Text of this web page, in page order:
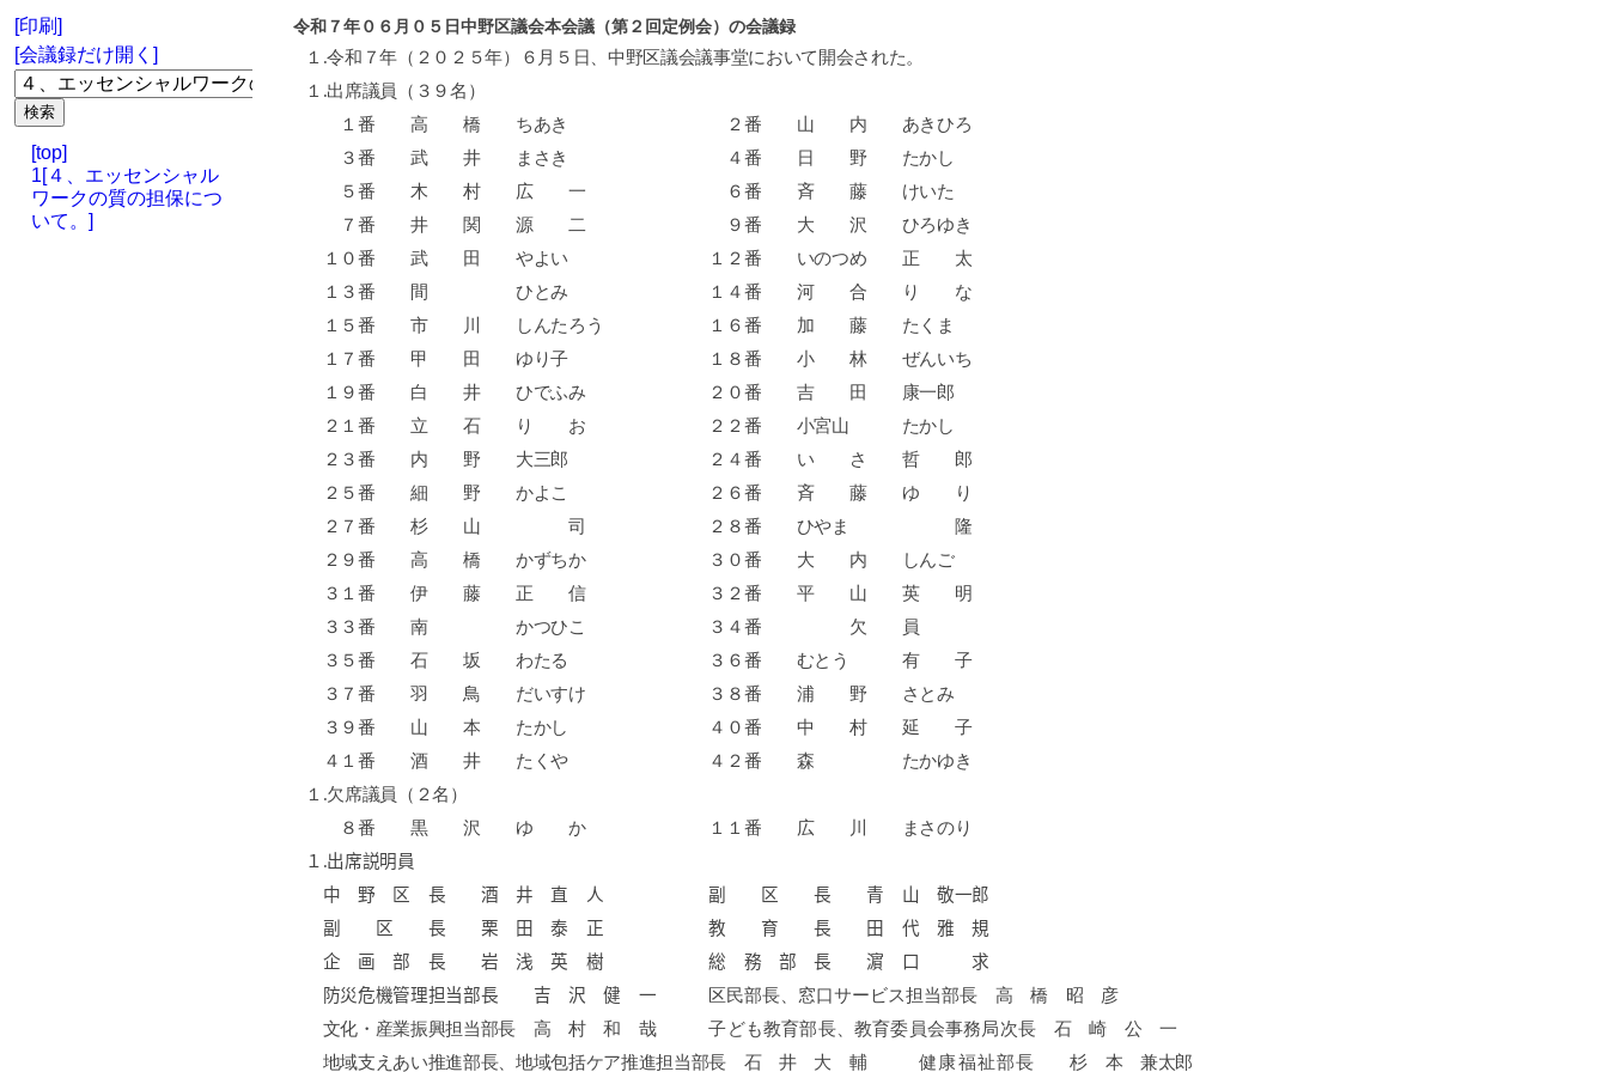
[印刷]
[会議録だけ開く]
[top]
1[４、エッセンシャル
ワークの質の担保につ
いて。]
令和７年０６月０５日中野区議会本会議（第２回定例会）の会議録
１ .令和７年（２０２５年）６月５日、中野区議会議事堂において開会された。
１ .出席議員（３９名）
１番 高 橋 ちあき ２番 山 内 あきひろ
３番 武 井 まさき ４番 日 野 たかし
５番 木 村 広 一 ６番 斉 藤 けいた
７番 井 関 源 二 ９番 大 沢 ひろゆき
１０番 武 田 やよい １２番 いのつめ 正 太
１３番 間 ひとみ １４番 河 合 り な
１５番 市 川 しんたろう １６番 加 藤 たくま
１７番 甲 田 ゆり子 １８番 小 林 ぜんいち
１９番 白 井 ひでふみ ２０番 吉 田 康一郎
２１番 立 石 り お ２２番 小宮山 たかし
２３番 内 野 大三郎 ２４番 い さ 哲 郎
２５番 細 野 かよこ ２６番 斉 藤 ゆ り
２７番 杉 山 司 ２８番 ひやま 隆
２９番 高 橋 かずちか ３０番 大 内 しんご
３１番 伊 藤 正 信 ３２番 平 山 英 明
３３番 南 かつひこ ３４番 欠 員
３５番 石 坂 わたる ３６番 むとう 有 子
３７番 羽 鳥 だいすけ ３８番 浦 野 さとみ
３９番 山 本 たかし ４０番 中 村 延 子
４１番 酒 井 たくや ４２番 森 たかゆき
１ .欠席議員（２名）
８番 黒 沢 ゆ か １１番 広 川 まさのり
１ .出席説明員
中 野 区 長 酒 井 直 人 副 区 長 青 山 敬一郎
副 区 長 栗 田 泰 正 教 育 長 田 代 雅 規
企 画 部 長 岩 浅 英 樹 総 務 部 長 濵 口 求
防災危機管理担当部長 吉 沢 健 一
区民部長、窓口サービス担当部長 高 橋 昭 彦
文化・産業振興担当部長 高 村 和 哉子ども教育部長、教育委員会事務局次長
石 崎 公 一
地域支えあい推進部長、地域包括ケア推進担当部長 石 井 大 輔
健康福祉部長 杉 本 兼太郎